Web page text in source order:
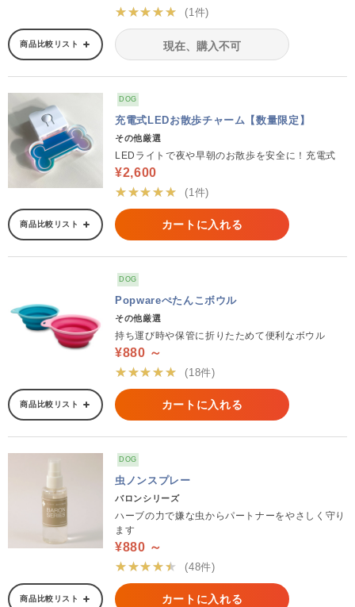
★★★★★
(1件)
商品比較リスト 現在、購入不可
DOG
充電式LEDお散歩チャーム【数量限定】
その他厳選
LEDライトで夜や早朝のお散歩を安全に！充電式
¥2,600
★★★★★
(1件)
商品比較リスト カートに入れる
DOG
Popwareぺたんこボウル
その他厳選
持ち運び時や保管に折りたためて便利なボウル
¥880 ～
★★★★★
(18件)
商品比較リスト カートに入れる
DOG
虫ノンスプレー
バロンシリーズ
ハーブの力で嫌な虫からパートナーをやさしく守り
ます
¥880 ～
★★★★★
(48件)
商品比較リスト カートに入れる